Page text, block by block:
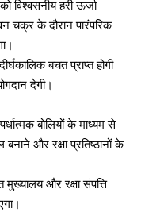
विश्वसनीय हरी ऊर्जा
चक्र के दौरान पारंपरिक
बचत प्राप्त होगी
देगी।
बोलियों के माध्यम से
और रक्षा प्रतिष्ठानों के
मुख्यालय और रक्षा संपत्ति